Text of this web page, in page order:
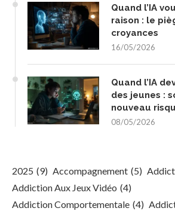
Quand l’IA
raison : le
croyances
16/05/2026
Quand l’IA
des jeunes :
nouveau
08/05/2026
2025 (9) Accompagnement (5)
Addiction Aux Jeux Vidéo (4)
Addiction Comportementale (4)